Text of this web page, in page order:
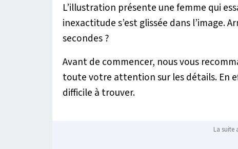
L’illustration présente une femme qui
inexactitude s’est glissée dans l’image.
secondes ?
Avant de commencer, nous vous
toute votre attention sur les détails. En
difficile à trouver.
La suite